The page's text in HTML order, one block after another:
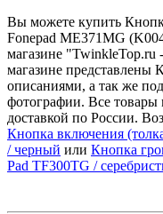
Вы можете купить
Fonepad ME371MG
магазине "TwinkleTop.ru
магазине представлены
описаниями, а так же
фотографии. Все товары
доставкой по России.
Кнопка включения
/ черный или Кнопка
Pad TF300TG /